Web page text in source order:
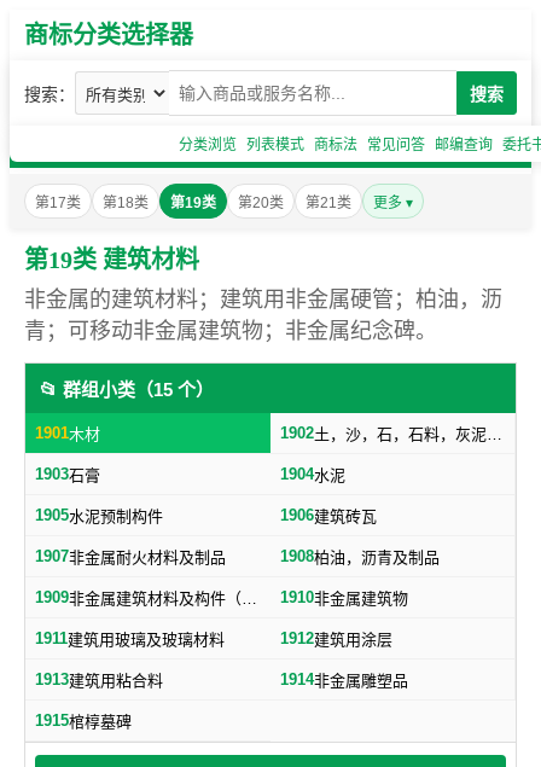
商标分类选择器
搜索： 搜索
分类浏览 列表模式 商标法 常见问答 邮编查询 委托
第17类 第18类 第19类 第20类 第21类 更多 ▾
第19类 建筑材料
非金属的建筑材料；建筑用非金属硬管；柏油，沥
青；可移动非金属建筑物；非金属纪念碑。
📂 群组小类（15 个）
1901木材 1902 土，沙，石，石料，灰泥，炉渣等建筑用料
1903石膏 1904水泥
1905水泥预制构件 1906建筑砖瓦
1907非金属耐火材料及制品 1908柏油，沥青及制品
1909 非金属建筑材料及构件（不包括水泥预制构件） 1910非金属建筑物
1911建筑用玻璃及玻璃材料 1912建筑用涂层
1913建筑用粘合料 1914非金属雕塑品
1915棺椁墓碑